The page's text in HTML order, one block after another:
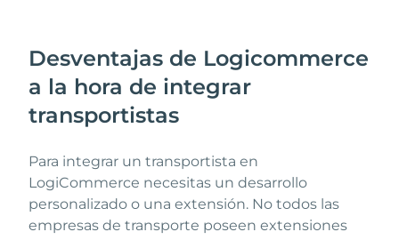
Desventajas de Logicommerce
a la hora de integrar
transportistas
Para integrar un transportista en
LogiCommerce necesitas un desarrollo
personalizado o una extensión. No todos las
empresas de transporte poseen extensiones